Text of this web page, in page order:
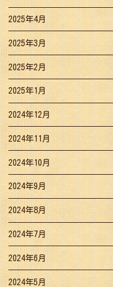
2025年4月
2025年3月
2025年2月
2025年1月
2024年12月
2024年11月
2024年10月
2024年9月
2024年8月
2024年7月
2024年6月
2024年5月